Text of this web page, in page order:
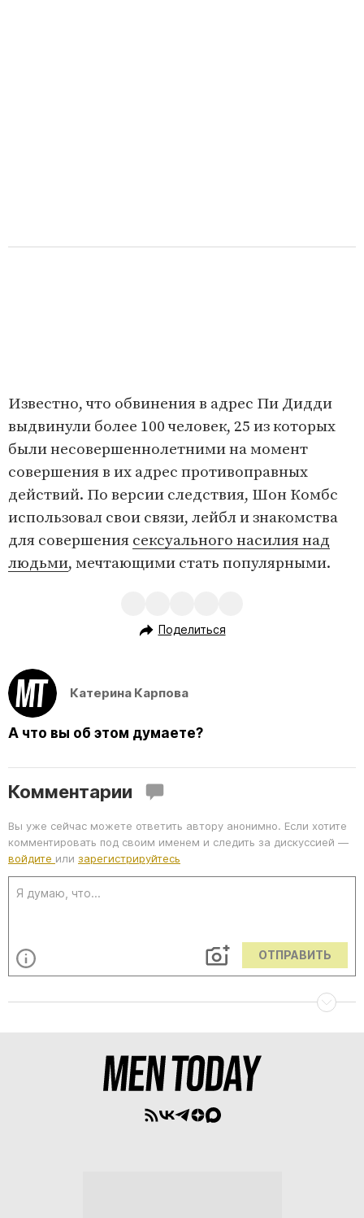
Известно, что обвинения в адрес Пи Дидди
выдвинули более 100 человек, 25 из которых
были несовершеннолетними на момент
совершения в их адрес противоправных
действий. По версии следствия, Шон Комбс
использовал свои связи, лейбл и знакомства
для совершения сексуального насилия над
людьми, мечтающими стать популярными.
Поделиться
Катерина Карпова
А что вы об этом думаете?
Комментарии
Вы уже сейчас можете ответить автору анонимно. Если хотите
комментировать под своим именем и следить за дискуссией —
войдите или зарегистрируйтесь
ОТПРАВИТЬ